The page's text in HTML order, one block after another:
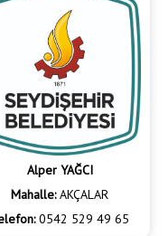
Alper YAĞCI
Mahalle:AKÇALAR
0542 529 49 65